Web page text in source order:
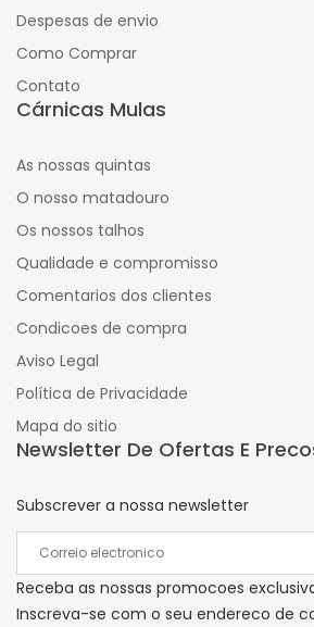
Despesas de envio
Como Comprar
Contato
Cárnicas Mulas
As nossas quintas
O nosso matadouro
Os nossos talhos
Qualidade e compromisso
Comentarios dos clientes
Condicoes de compra
Aviso Legal
Política de Privacidade
Mapa do sitio
Newsletter De Ofertas E
Subscrever a nossa newsletter
Receba as nossas promocoes
Inscreva-se com o seu endereco de